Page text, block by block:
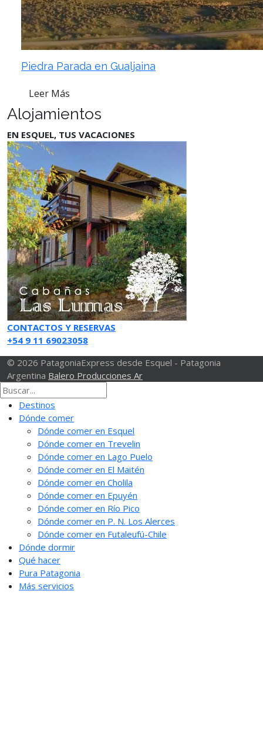
Piedra Parada en Gualjaina
Leer Más
Alojamientos
EN ESQUEL, TUS VACACIONES
CONTACTOS Y RESERVAS
+54 9 11 69023058
© 2026 PatagoniaExpress desde Esquel - Patagonia
Argentina Balero Producciones Ar
Destinos
Dónde comer
Dónde comer en Esquel
Dónde comer en Trevelin
Dónde comer en Lago Puelo
Dónde comer en El Maitén
Dónde comer en Cholila
Dónde comer en Epuyén
Dónde comer en Río Pico
Dónde comer en P. N. Los Alerces
Dónde comer en Futaleufú-Chile
Dónde dormir
Qué hacer
Pura Patagonia
Más servicios